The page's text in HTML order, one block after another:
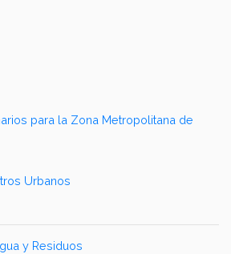
para la Zona Metropolitana de
Urbanos
y Residuos